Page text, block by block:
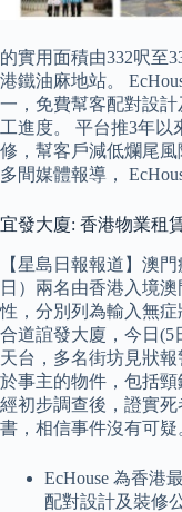
的實用面積由332呎至
港鐵油麻地站。
一，免費幫客配對設
工進度。 平台推3年以
修，幫客戶減低爛尾風
多間媒體報導，
宜發大廈: 香港物業租
【星島日報報道】澳
日）兩名由香港入境
性，分別列為輸入無
合道誼發大廈，今日(5
天台，多名街坊見狀
於事主的物件，包括
經初步調查後，證實
書，相信事件沒有可疑
EcHouse 為香港
配對設計及裝修